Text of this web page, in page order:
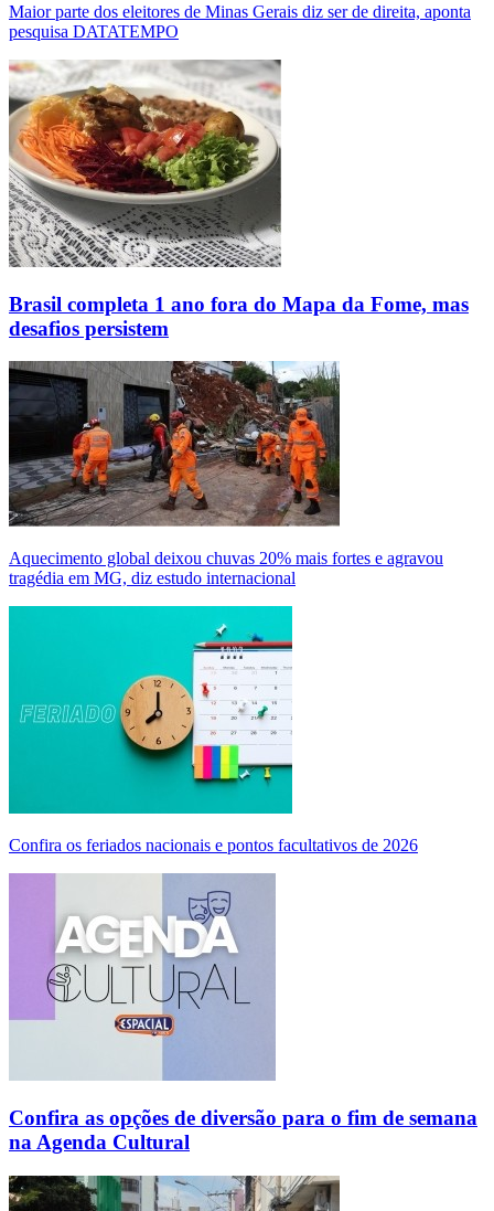
Maior parte dos eleitores de Minas Gerais diz ser de direita, aponta
pesquisa DATATEMPO
Brasil completa 1 ano fora do Mapa da Fome, mas
desafios persistem
Aquecimento global deixou chuvas 20% mais fortes e agravou
tragédia em MG, diz estudo internacional
Confira os feriados nacionais e pontos facultativos de 2026
Confira as opções de diversão para o fim de semana
na Agenda Cultural